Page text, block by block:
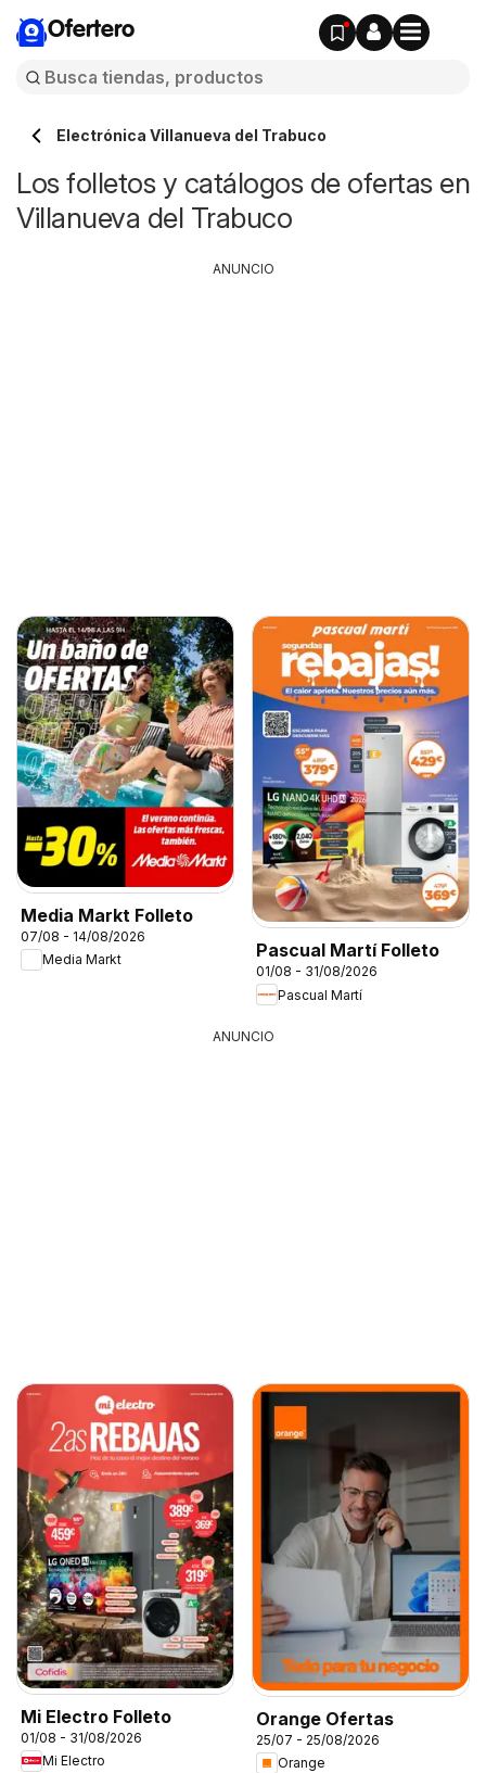
Ofertero
Electrónica Villanueva del Trabuco
Los folletos y catálogos de ofertas en
Villanueva del Trabuco
Media Markt Folleto
07/08 - 14/08/2026
Media Markt
Pascual Martí Folleto
01/08 - 31/08/2026
Pascual Martí
ANUNCIO
ANUNCIO
Mi Electro Folleto
01/08 - 31/08/2026
Mi Electro
Orange Ofertas
25/07 - 25/08/2026
Orange